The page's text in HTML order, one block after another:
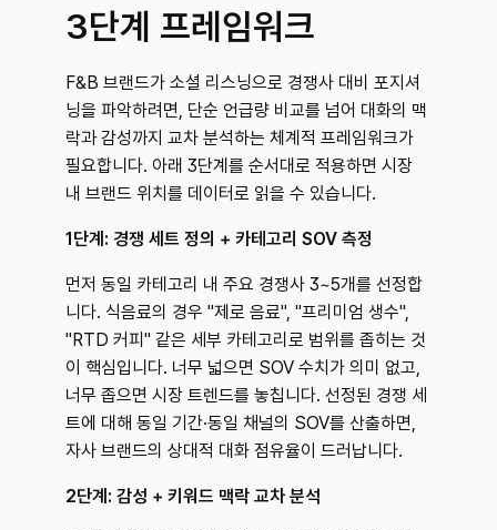
3단계 프레임워크
F&B 브랜드가 소셜 리스닝으로 경쟁사 대비 포지셔
닝을 파악하려면, 단순 언급량 비교를 넘어 대화의 맥
락과 감성까지 교차 분석하는 체계적 프레임워크가
필요합니다. 아래 3단계를 순서대로 적용하면 시장
내 브랜드 위치를 데이터로 읽을 수 있습니다.
1단계: 경쟁 세트 정의 + 카테고리 SOV 측정
먼저 동일 카테고리 내 주요 경쟁사 3~5개를 선정합
니다. 식음료의 경우 "제로 음료", "프리미엄 생수",
"RTD 커피" 같은 세부 카테고리로 범위를 좁히는 것
이 핵심입니다. 너무 넓으면 SOV 수치가 의미 없고,
너무 좁으면 시장 트렌드를 놓칩니다. 선정된 경쟁 세
트에 대해 동일 기간·동일 채널의 SOV를 산출하면,
자사 브랜드의 상대적 대화 점유율이 드러납니다.
2단계: 감성 + 키워드 맥락 교차 분석